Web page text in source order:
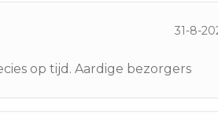
31-8-
op tijd. Aardige bezorgers